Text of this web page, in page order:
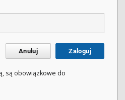
Anuluj Zaloguj
są obowiązkowe do